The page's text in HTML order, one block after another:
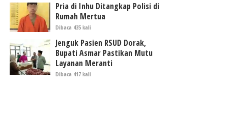
Pria di Inhu Ditangkap Polisi di
Rumah Mertua
Dibaca 435 kali
Jenguk Pasien RSUD Dorak,
Bupati Asmar Pastikan Mutu
Layanan Meranti
Dibaca 417 kali